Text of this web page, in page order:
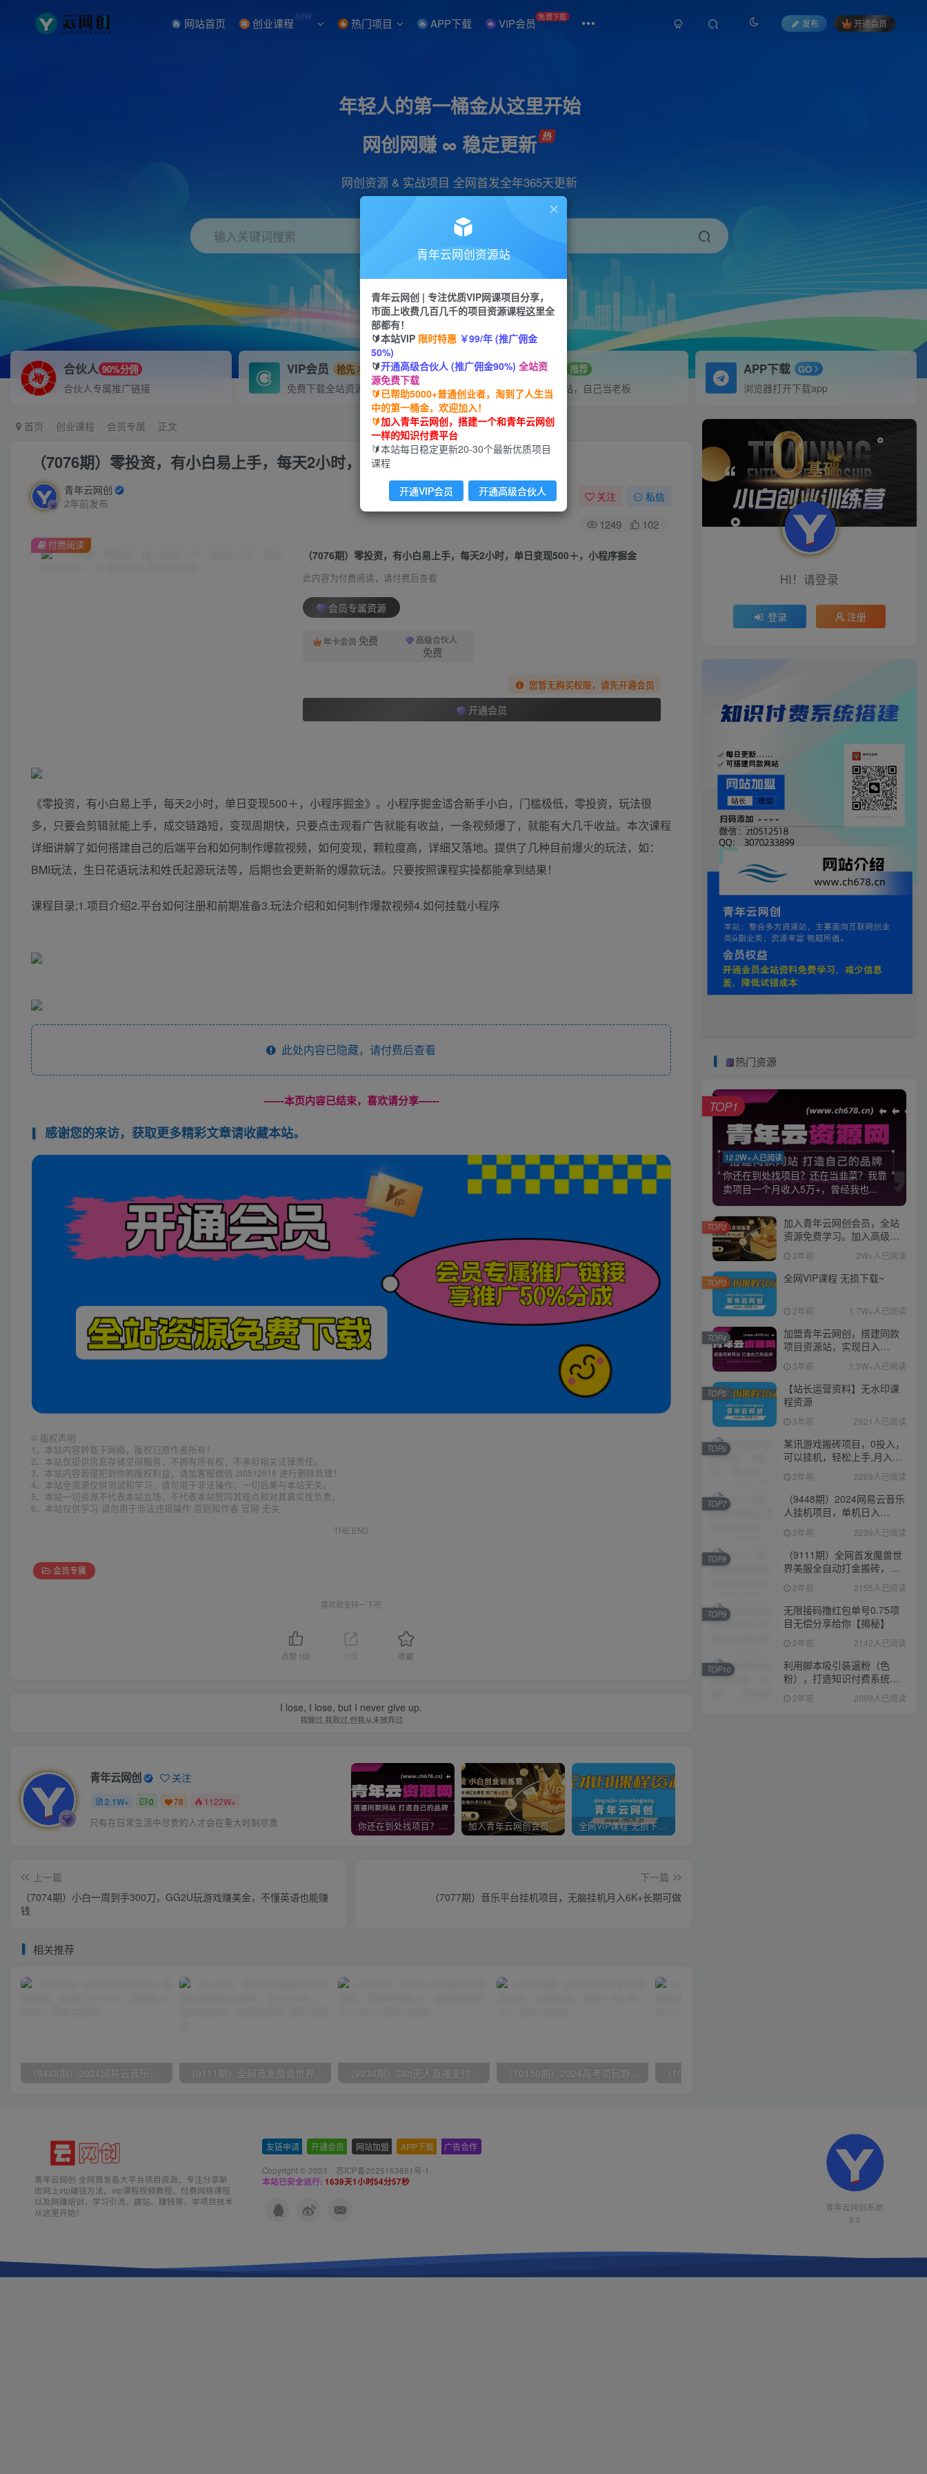
网站首页 创业课程 NEW 热门项目 APP下载 VIP会员 免费下载
发布 开通会员
年轻人的第一桶金从这里开始
网创网赚 ∞ 稳定更新
网创资源 & 实战项目 全网首发全年365天更新
输入关键词搜索
项目 引流 抖音 短视频 剪辑 会员
合伙人 90%分佣
合伙人专属推广链接
VIP会员 抢先
免费下载全站资源
招募站长 推荐
搭建同款网站，自己当老板
APP下载 GO
浏览器打开下载app
首页 创业课程 会员专属 正文
（7076期）零投资，有小白易上手，每天2小时，单日变现500＋，小程序掘金
青年云网创
2年前发布
关注 私信
1249 102
（7076期）零投资，有小白易上手，每天2小时，单日变现500＋，小程序掘金
此内容为付费阅读，请付费后查看
会员专属资源
年卡会员 免费 高级合伙人
免费
您暂无购买权限，请先开通会员
开通会员
付费阅读
《零投资，有小白易上手，每天2小时，单日变现500＋，小程序掘金》。小程序掘金适合新手小白，门槛极低，零投资，玩法很
多，只要会剪辑就能上手，成交链路短，变现周期快，只要点击观看广告就能有收益，一条视频爆了，就能有大几千收益。本次课程
详细讲解了如何搭建自己的后端平台和如何制作爆款视频，如何变现，颗粒度高，详细又落地。提供了几种目前爆火的玩法，如：
BMI玩法，生日花语玩法和姓氏起源玩法等，后期也会更新新的爆款玩法。只要按照课程实操都能拿到结果！
课程目录;1.项目介绍2.平台如何注册和前期准备3.玩法介绍和如何制作爆款视频4.如何挂载小程序
此处内容已隐藏，请付费后查看
------本页内容已结束，喜欢请分享------
感谢您的来访，获取更多精彩文章请收藏本站。
© 版权声明
1、本站内容转载于网络，版权归原作者所有！
2、本站仅提供信息存储空间服务，不拥有所有权，不承担相关法律责任。
3、本站内容若侵犯到你的版权利益，请加客服微信 zt0512518 进行删除处理！
4、本站全资源仅供测试和学习，请勿用于非法操作，一切后果与本站无关。
5、本站一切资源不代表本站立场，不代表本站赞同其观点和对其真实性负责。
6、本站仅供学习 请勿用于非法违规操作 否则和作者 官网 无关
THE END
会员专属
喜欢就支持一下吧
点赞 102 收藏
I lose, I lose, but I never give up.
我输过,我败过,但我从未放弃过
青年云网创 关注
2.1W+ 0 78 1122W+
只有在日常生活中尽责的人才会在重大时刻尽责 你还在到处找项目？还在当韭菜？我靠卖项目一个月收入5万+，曾经我也是个失败者。 加入青年云网创会员，全站资源免费学习。加入高级合伙人，推广日入1000+ 全网VIP课程 无损下载~
上一篇
（7074期）小白一周到手300刀，GG2U玩游戏赚美金，不懂英语也能赚
钱
下一篇
（7077期）音乐平台挂机项目，无脑挂机月入6K+长期可做
相关推荐
（9448期）2024网易云音乐人挂机项目，单机日入150+，无脑月入5000+ （9111期）全网首发魔兽世界美服全自动打金搬砖，日入1000+，简单好操作，保姆级教学 （9934期）24h无人直播支付宝项目，最新带货玩法，纯躺赚实测日入500+ （10150期）2024高考项目野路子玩法，无限裂变，最高一天1W＋！
HI！请登录
登录 注册
热门资源
12.2W+人已阅读
你还在到处找项目？还在当韭菜？我靠
卖项目一个月收入5万+，曾经我也...
TOP1
加入青年云网创会员，全站
资源免费学习。加入高级合
伙人，推广日入1000+
3年前 2W+人已阅读
TOP2
全网VIP课程 无损下载~
2年前 1.7W+人已阅读
TOP3
加盟青年云网创，搭建同款
项目资源站，实现日入
2000+
3年前 1.3W+人已阅读
TOP4
【站长运营资料】无水印课
程资源
3年前 2821人已阅读
TOP5
某讯游戏搬砖项目，0投入，
可以挂机，轻松上手,月入
3000+上不封顶
2年前 2269人已阅读
TOP6
（9448期）2024网易云音乐
人挂机项目，单机日入
150+，无脑月入5000+
2年前 2239人已阅读
TOP7
（9111期）全网首发魔兽世
界美服全自动打金搬砖，日
入1000+，简单好操作，保
姆级教学
2年前 2155人已阅读
TOP8
无限接码撸红包单号0.75项
目无偿分享给你【揭秘】
2年前 2142人已阅读
TOP9
利用脚本吸引装逼粉（色
粉），打造知识付费系统，
附388元美女写真项目
2年前 2099人已阅读
TOP10
青年云网创-全网首发各大平台项目资源、专注分享新
出网上vip赚钱方法、vip课程视频教程、付费网络课程
以及网赚培训，学习引流、建站、赚钱等，学项目技术
从这里开始！
友链申请 开通会员 网站加盟 APP下载 广告合作
Copyright © 2023 · 苏ICP备2025153851号-1 ·
本站已安全运行: 1639天1小时54分58秒
青年云网创系统
3.0
青年云网创资源站
青年云网创 | 专注优质VIP网课项目分享，
市面上收费几百几千的项目资源课程这里全
部都有！
🔰本站VIP 限时特惠 ￥99/年 (推广佣金
50%)
🔰开通高级合伙人 (推广佣金90%) 全站资
源免费下载
🔰已帮助5000+普通创业者，淘到了人生当
中的第一桶金，欢迎加入！
🔰加入青年云网创，搭建一个和青年云网创
一样的知识付费平台
🔰本站每日稳定更新20-30个最新优质项目
课程
开通VIP会员 开通高级合伙人